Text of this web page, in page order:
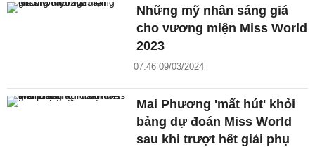
Những mỹ nhân sáng giá
cho vương miện Miss World
2023
07:46 09/03/2024
Mai Phương 'mất hút' khỏi
bảng dự đoán Miss World
sau khi trượt hết giải phụ